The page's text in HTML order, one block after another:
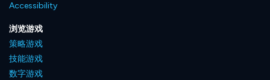
Accessibility
浏览游戏
策略游戏
技能游戏
数字游戏